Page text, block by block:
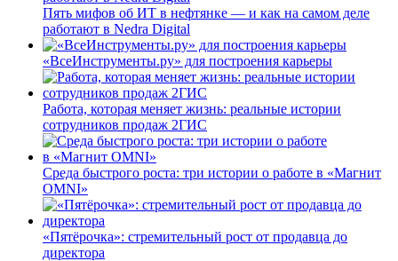
Пять мифов об ИТ в нефтянке — и как на самом деле
работают в Nedra Digital
«ВсеИнструменты.ру» для построения карьеры
Работа, которая меняет жизнь: реальные истории
сотрудников продаж 2ГИС
Среда быстрого роста: три истории о работе в «Магнит
OMNI»
«Пятёрочка»: стремительный рост от продавца до
директора